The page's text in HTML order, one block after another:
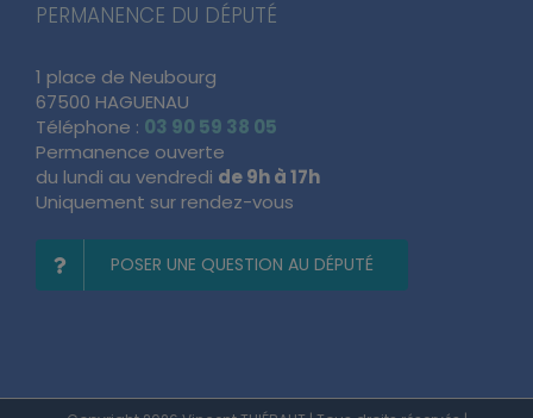
PERMANENCE DU DÉPUTÉ
1 place de Neubourg
67500 HAGUENAU
Téléphone : 03 90 59 38 05
Permanence ouverte
du lundi au vendredi de 9h à 17h
Uniquement sur rendez-vous
POSER UNE QUESTION AU DÉPUTÉ